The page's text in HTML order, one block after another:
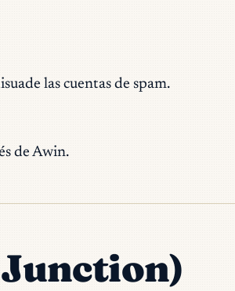
las cuentas de spam.
de Awin.